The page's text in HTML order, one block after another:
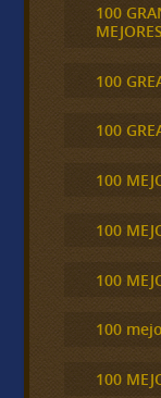
100
100
100
100
100
100
100
100